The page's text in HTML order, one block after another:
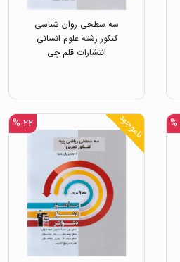
سه سطحی روان شناسی
کنکور رشته علوم انسانی
انتشارات قلم چی
ناموجود ۲۲ %